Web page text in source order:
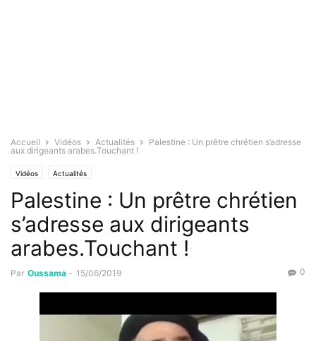
Accueil Vidéos Actualités
Palestine : Un prêtre chrétien s’adresse
aux dirigeants arabes.Touchant !
Vidéos Actualités
Palestine : Un prêtre chrétien
s’adresse aux dirigeants
arabes.Touchant !
Par Oussama - 15/06/2019 0